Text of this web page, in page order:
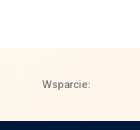
Wsparcie: